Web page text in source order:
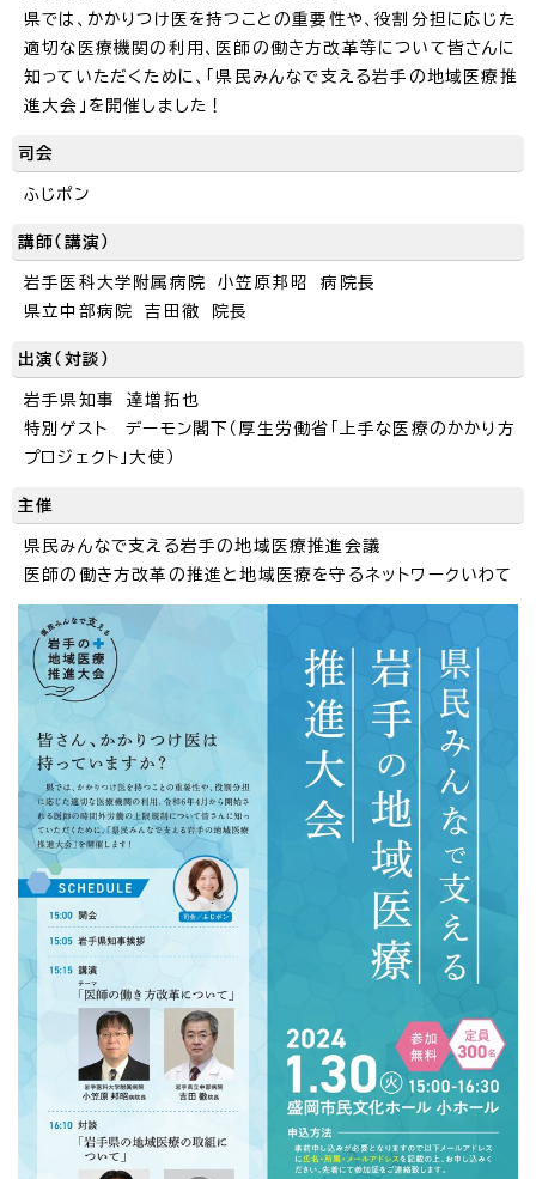
県では、かかりつけ医を持つことの重要性や、役割分担に応じた
適切な医療機関の利用、医師の働き方改革等について皆さんに
知っていただくために、「県民みんなで支える岩手の地域医療推
進大会」を開催しました！
司会
ふじポン
講師（講演）
岩手医科大学附属病院 小笠原邦昭 病院長
県立中部病院 吉田徹 院長
出演（対談）
岩手県知事 達増拓也
特別ゲスト デーモン閣下（厚生労働省「上手な医療のかかり方
プロジェクト」大使）
主催
県民みんなで支える岩手の地域医療推進会議
医師の働き方改革の推進と地域医療を守るネットワークいわて